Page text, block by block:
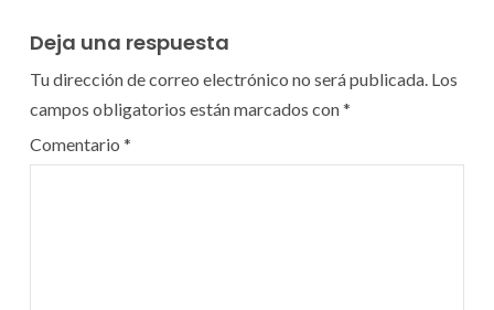
Deja una respuesta
Tu dirección de correo electrónico no será publicada. Los
campos obligatorios están marcados con*
Comentario *